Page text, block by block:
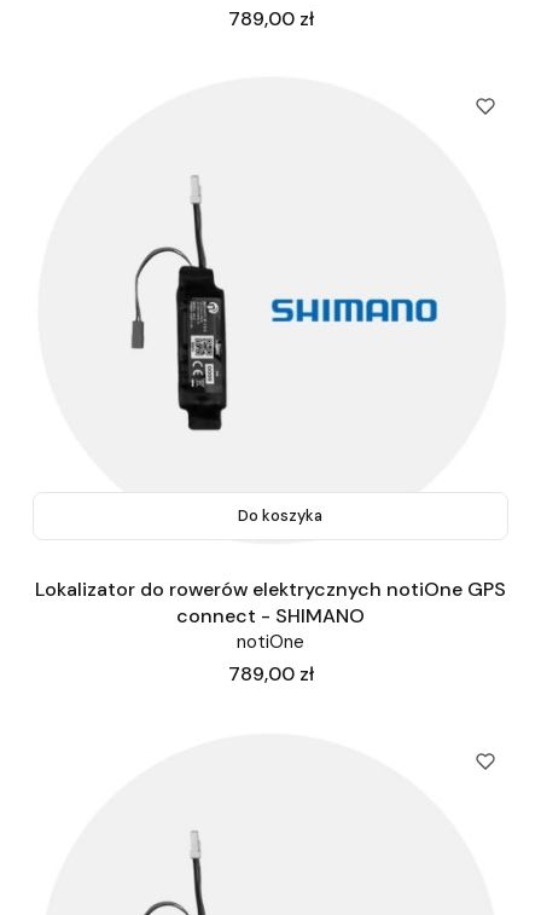
Cena
789,00 zł
Do koszyka
Lokalizator do rowerów elektrycznych notiOne GPS
connect - SHIMANO
notiOne
Cena
789,00 zł